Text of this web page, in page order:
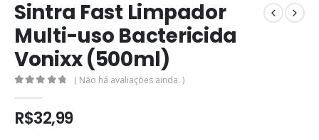
Sintra Fast Limpador
Multi-uso Bactericida
Vonixx (500ml)
( Não há avaliações ainda. )
R$32,99